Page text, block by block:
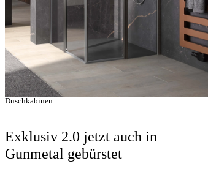
Duschkabinen
Exklusiv 2.0 jetzt auch in
Gunmetal gebürstet